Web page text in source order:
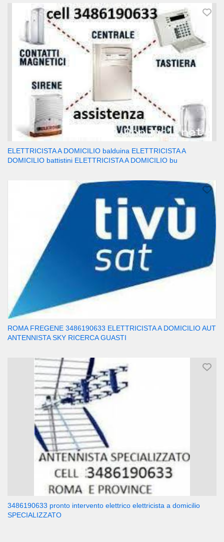
ELETTRICISTA A DOMICILIO balduina ELETTRICISTA A
DOMICILIO battistini ELETTRICISTA A DOMICILIO bu
ROMA FREGENE 3486190633 ELETTRICISTA A DOMICILIO AUT
ANTENNISTA SKY RICERCA GUASTI
3486190633 pronto intervento elettrico elettricista a domicilio
SPECIALIZZATO